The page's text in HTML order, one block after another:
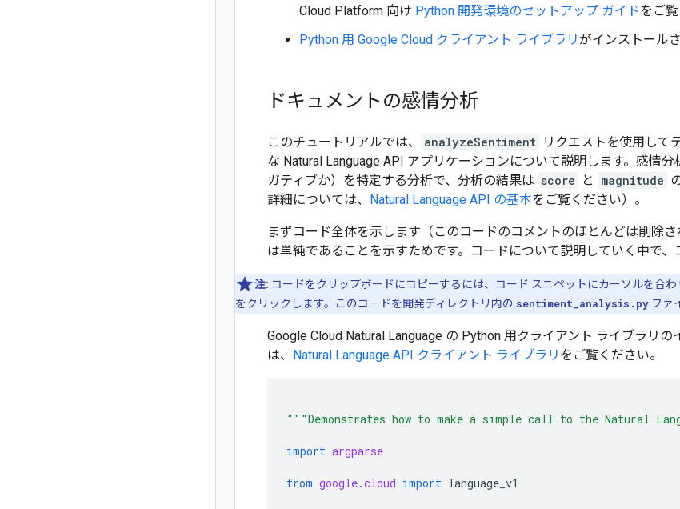
Cloud Platform 向け Python 開発環境のセットアップ ガイドをご覧
Python 用 Google Cloud クライアント ライブラリがインストール
ドキュメントの感情分析
このチュートリアルでは、 analyzeSentiment リクエストを使用して
な Natural Language API アプリケーションについて説明します。感情
ガティブか）を特定する分析で、分析の結果は score と magnitude
詳細については、 Natural Language API の基本をご覧ください）。
まずコード全体を示します（このコードのコメントのほとんどは削除
は単純であることを示すためです。コードについて説明していく中で、
注: コードをクリップボードにコピーするには、コード スニペットにカーソルを合
をクリックします。このコードを開発ディレクトリ内の sentiment_analysis.py ファ
Google Cloud Natural Language の Python 用クライアント ライブラリ
は、 Natural Language API クライアント ライブラリ をご覧ください。
"""Demonstrates how to make a simple call to the Natural
import argparse
from google.cloud import language_v1